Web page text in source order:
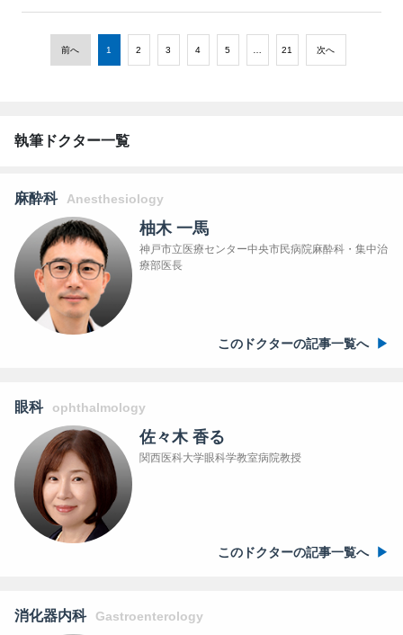
前へ 1 2 3 4 5 … 21 次へ
執筆ドクター一覧
麻酔科 Anesthesiology
柚木 一馬
神戸市立医療センター中央市民病院麻酔科・集中治
療部医長
このドクターの記事一覧へ
眼科 ophthalmology
佐々木 香る
関西医科大学眼科学教室病院教授
このドクターの記事一覧へ
消化器内科 Gastroenterology